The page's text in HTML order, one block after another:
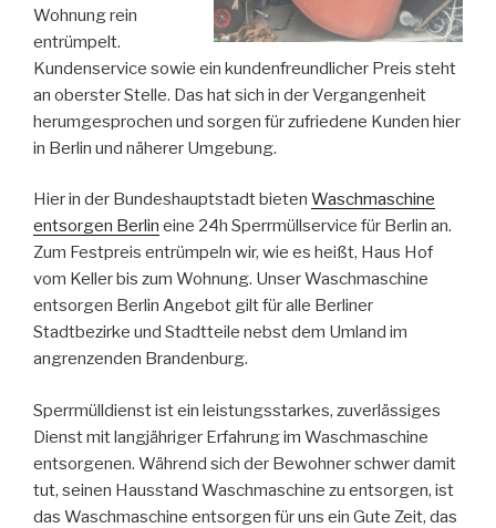
Wohnung rein
entrümpelt.
Kundenservice sowie ein kundenfreundlicher Preis steht
an oberster Stelle. Das hat sich in der Vergangenheit
herumgesprochen und sorgen für zufriedene Kunden hier
in Berlin und näherer Umgebung.
Hier in der Bundeshauptstadt bieten Waschmaschine
entsorgen Berlin eine 24h Sperrmüllservice für Berlin an.
Zum Festpreis entrümpeln wir, wie es heißt, Haus Hof
vom Keller bis zum Wohnung. Unser Waschmaschine
entsorgen Berlin Angebot gilt für alle Berliner
Stadtbezirke und Stadtteile nebst dem Umland im
angrenzenden Brandenburg.
Sperrmülldienst ist ein leistungsstarkes, zuverlässiges
Dienst mit langjähriger Erfahrung im Waschmaschine
entsorgenen. Während sich der Bewohner schwer damit
tut, seinen Hausstand Waschmaschine zu entsorgen, ist
das Waschmaschine entsorgen für uns ein Gute Zeit, das